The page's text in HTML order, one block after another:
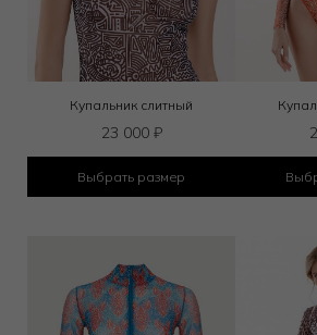
Купальник слитный
23 000 ₽
Выбрать размер